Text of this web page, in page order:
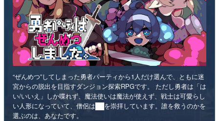
“ぜんめつ”してしまった勇者パーティから1人だけ選んで、ともに迷
宮からの脱出を目指すダンジョン探索RPGです。 ただし勇者は「は
い/いいえ」しか喋れず、魔法使いは魔法が使えず、戦士は可愛らし
い人形になっていて、僧侶は██を崇拝しています。誰を救うのかを
選ぶのは、あなたです。